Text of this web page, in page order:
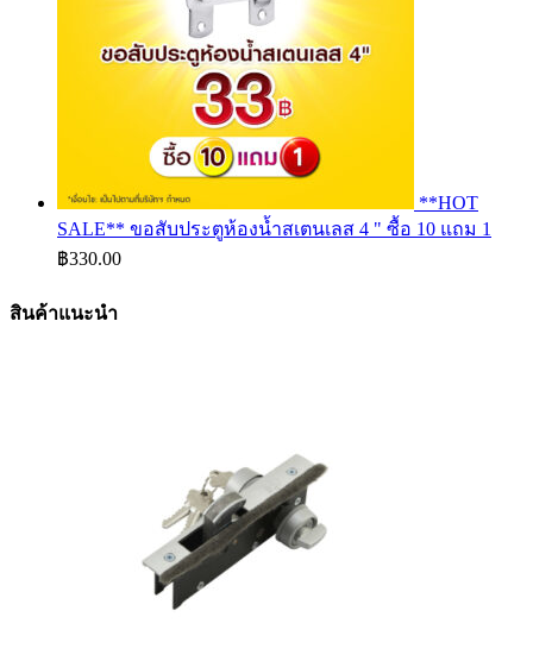
**HOT
SALE** ขอสับประตูห้องน้ำสเตนเลส 4 " ซื้อ 10 แถม 1
฿330.00
สินค้าแนะนำ